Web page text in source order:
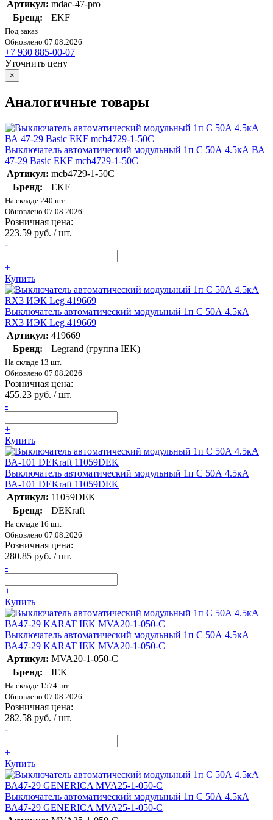
Артикул: mdac-47-pro
Бренд:
EKF
Под заказ
Обновлено 07.08.2026
+7 930 885-00-07
Уточнить цену
×
Аналогичные товары
Выключатель автоматический модульный 1п C 50А 4.5кА ВА
47-29 Basic EKF mcb4729-1-50C
Артикул: mcb4729-1-50C
Бренд:
EKF
На складе 240 шт.
Обновлено 07.08.2026
Розничная цена:
223.59 руб. / шт.
-
+
Купить
Выключатель автоматический модульный 1п C 50А 4.5кА
RX3 ИЭК Leg 419669
Артикул: 419669
Бренд:
Legrand (группа IEK)
На складе 13 шт.
Обновлено 07.08.2026
Розничная цена:
455.23 руб. / шт.
-
+
Купить
Выключатель автоматический модульный 1п C 50А 4.5кА
ВА-101 DEKraft 11059DEK
Артикул: 11059DEK
Бренд:
DEKraft
На складе 16 шт.
Обновлено 07.08.2026
Розничная цена:
280.85 руб. / шт.
-
+
Купить
Выключатель автоматический модульный 1п C 50А 4.5кА
ВА47-29 KARAT IEK MVA20-1-050-C
Артикул: MVA20-1-050-C
Бренд:
IEK
На складе 1574 шт.
Обновлено 07.08.2026
Розничная цена:
282.58 руб. / шт.
-
+
Купить
Выключатель автоматический модульный 1п C 50А 4.5кА
ВА47-29 GENERICA MVA25-1-050-C